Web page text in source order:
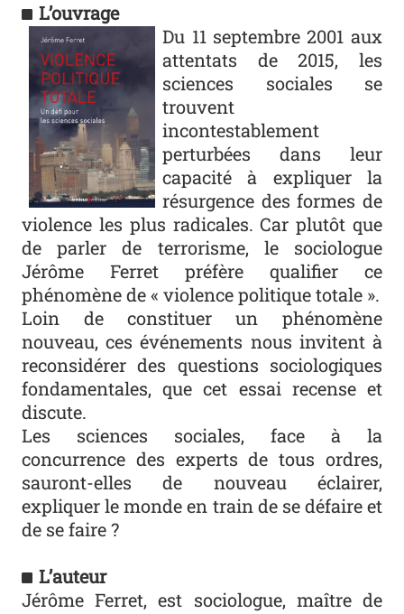
L’ouvrage
Photo
Du 11 septembre 2001 aux
attentats de 2015, les
sciences sociales se
trouvent
incontestablement
perturbées dans leur
capacité à expliquer la
résurgence des formes de
violence les plus radicales. Car plutôt que
de parler de terrorisme, le sociologue
Jérôme Ferret préfère qualifier ce
phénomène de « violence politique totale ».
Loin de constituer un phénomène
nouveau, ces événements nous invitent à
reconsidérer des questions sociologiques
fondamentales, que cet essai recense et
discute.
Les sciences sociales, face à la
concurrence des experts de tous ordres,
sauront-elles de nouveau éclairer,
expliquer le monde en train de se défaire et
de se faire ?
L’auteur
Jérôme Ferret, est sociologue, maître de